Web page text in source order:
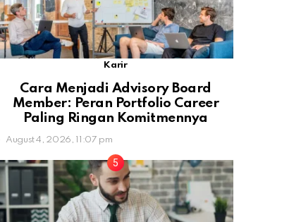
Karir
Cara Menjadi Advisory Board
Member: Peran Portfolio Career
Paling Ringan Komitmennya
August 4, 2026, 11:07 pm